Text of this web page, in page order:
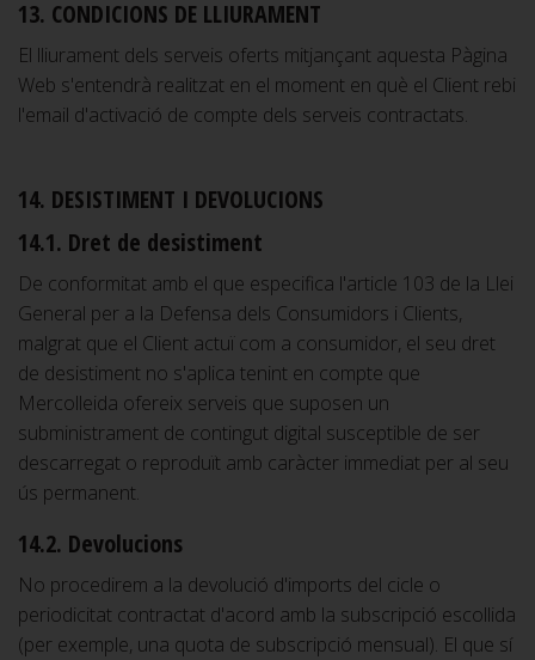
13. CONDICIONS DE LLIURAMENT
El lliurament dels serveis oferts mitjançant aquesta Pàgina
Web s'entendrà realitzat en el moment en què el Client rebi
l'email d'activació de compte dels serveis contractats.
14. DESISTIMENT I DEVOLUCIONS
14.1. Dret de desistiment
De conformitat amb el que especifica l'article 103 de la Llei
General per a la Defensa dels Consumidors i Clients,
malgrat que el Client actuï com a consumidor, el seu dret
de desistiment no s'aplica tenint en compte que
Mercolleida ofereix serveis que suposen un
subministrament de contingut digital susceptible de ser
descarregat o reproduït amb caràcter immediat per al seu
ús permanent.
14.2. Devolucions
No procedirem a la devolució d'imports del cicle o
periodicitat contractat d'acord amb la subscripció escollida
(per exemple, una quota de subscripció mensual). El que sí